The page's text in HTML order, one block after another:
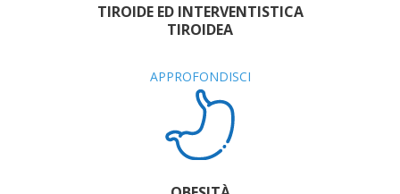
TIROIDE ED INTERVENTISTICA
TIROIDEA
APPROFONDISCI